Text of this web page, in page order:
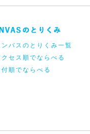
ンバスのとりくみ一覧
クセス順でならべる
付順でならべる